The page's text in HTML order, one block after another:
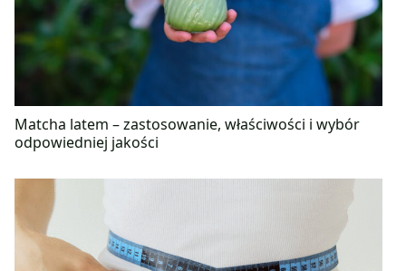
Matcha latem – zastosowanie, właściwości i wybór
odpowiedniej jakości